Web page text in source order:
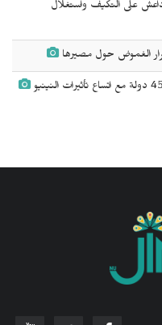
على التكيف واستغلال
الغموض حول مصيرها